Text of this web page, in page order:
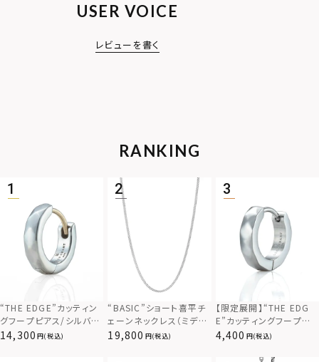
USER VOICE
レビューを書く
RANKING
“THE EDGE”カッティン
グフープピアス/シルバー
925
14,300 (税込)
“BASIC”ショート喜平チ
ェーンネックレス（ミディ
アム）/シルバー925
19,800 (税込)
【限定展開】“THE EDG
E”カッティングフープピ
アス/サージカルステンレ
4,400 (税込)